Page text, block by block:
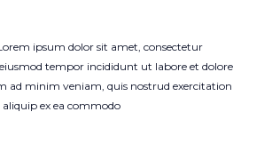
ipsum dolor sit amet, consectetur
tempor incididunt ut labore et dolore
ad minim veniam, quis nostrud exercitation
ex ea commodo